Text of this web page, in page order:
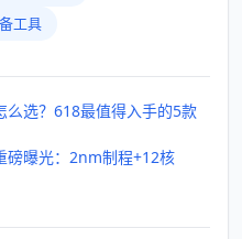
工具
么选？618最值得入手的5款
磅曝光：2nm制程+12核